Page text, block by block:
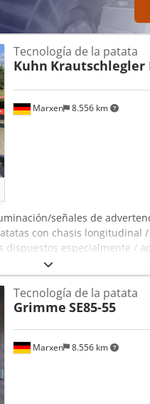
Marxen 8.556 km
Tecnología de la patata
Kuhn Krautschlegler
señales de
con chasis longitudinal
especialmente /
Marxen 8.556 km
Tecnología de la patata
Grimme SE85-55